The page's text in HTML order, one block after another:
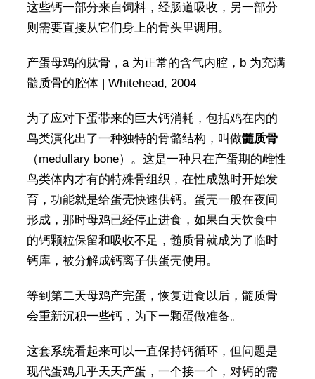
这些钙一部分来自饲料，经肠道吸收，另一部分
则需要直接从它们身上的骨头里调用。
产蛋母鸡的肱骨，a 为正常的含气内腔，b 为充满
髓质骨的腔体 | Whitehead, 2004
为了应对下蛋带来的巨大钙消耗，包括鸡在内的
鸟类演化出了一种独特的骨骼结构，叫做髓质骨
（medullary bone）。这是一种只在产蛋期的雌性
鸟类体内才有的特殊骨组织，在性成熟时开始发
育，功能就是给蛋壳快速供钙。蛋壳一般在夜间
形成，那时母鸡已经停止进食，如果白天饮食中
的钙颗粒保留和吸收不足，髓质骨就成为了临时
钙库，被分解成钙离子供蛋壳使用。
等到第二天母鸡产完蛋，恢复进食以后，髓质骨
会重新沉积一些钙，为下一颗蛋做准备。
这套系统看起来可以一直保持钙循环，但问题是
现代蛋鸡几乎天天产蛋，一个接一个，对钙的需